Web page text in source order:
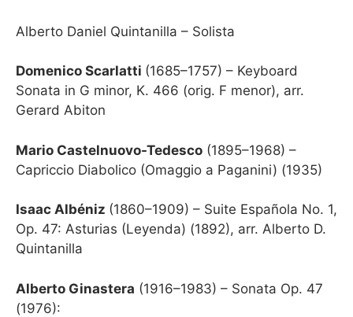
Alberto Daniel Quintanilla – Solista
Domenico Scarlatti (1685–1757) – Keyboard
Sonata in G minor, K. 466 (orig. F menor), arr.
Gerard Abiton
Mario Castelnuovo-Tedesco (1895–1968) –
Capriccio Diabolico (Omaggio a Paganini) (1935)
Isaac Albéniz (1860–1909) – Suite Española No. 1,
Op. 47: Asturias (Leyenda) (1892), arr. Alberto D.
Quintanilla
Alberto Ginastera (1916–1983) – Sonata Op. 47
(1976):